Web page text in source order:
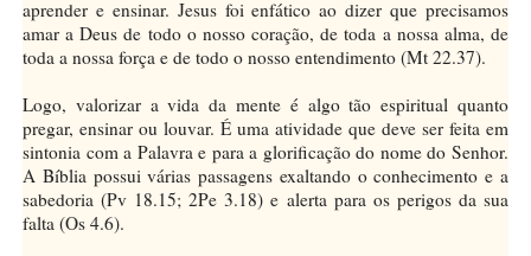
aprender e ensinar. Jesus foi enfático ao dizer que precisamos
amar a Deus de todo o nosso coração, de toda a nossa alma, de
toda a nossa força e de todo o nosso entendimento (Mt 22.37).
Logo, valorizar a vida da mente é algo tão espiritual quanto
pregar, ensinar ou louvar. É uma atividade que deve ser feita em
sintonia com a Palavra e para a glorificação do nome do Senhor.
A Bíblia possui várias passagens exaltando o conhecimento e a
sabedoria (Pv 18.15; 2Pe 3.18) e alerta para os perigos da sua
falta (Os 4.6).